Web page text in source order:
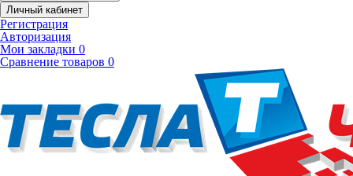
Личный кабинет
Регистрация
Авторизация
Мои закладки 0
Сравнение товаров 0